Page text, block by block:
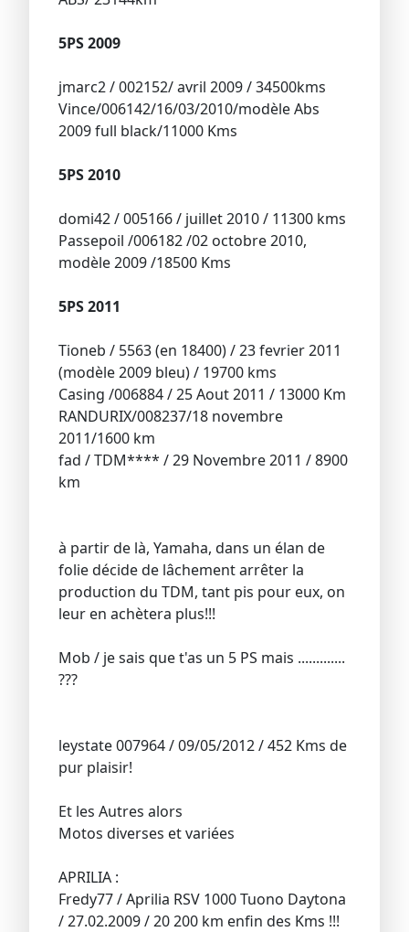
5PS 2009
jmarc2 / 002152/ avril 2009 / 34500kms
Vince/006142/16/03/2010/modèle Abs
2009 full black/11000 Kms
5PS 2010
domi42 / 005166 / juillet 2010 / 11300 kms
Passepoil /006182 /02 octobre 2010,
modèle 2009 /18500 Kms
5PS 2011
Tioneb / 5563 (en 18400) / 23 fevrier 2011
(modèle 2009 bleu) / 19700 kms
Casing /006884 / 25 Aout 2011 / 13000 Km
RANDURIX/008237/18 novembre
2011/1600 km
fad / TDM**** / 29 Novembre 2011 / 8900
km
à partir de là, Yamaha, dans un élan de
folie décide de lâchement arrêter la
production du TDM, tant pis pour eux, on
leur en achètera plus!!!
Mob / je sais que t'as un 5 PS mais .............
???
leystate 007964 / 09/05/2012 / 452 Kms de
pur plaisir!
Et les Autres alors
Motos diverses et variées
APRILIA :
Fredy77 / Aprilia RSV 1000 Tuono Daytona
/ 27.02.2009 / 20 200 km enfin des Kms !!!